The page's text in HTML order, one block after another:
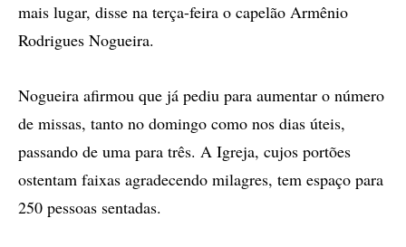
mais lugar, disse na terça-feira o capelão Armênio
Rodrigues Nogueira.
Nogueira afirmou que já pediu para aumentar o número
de missas, tanto no domingo como nos dias úteis,
passando de uma para três. A Igreja, cujos portões
ostentam faixas agradecendo milagres, tem espaço para
250 pessoas sentadas.